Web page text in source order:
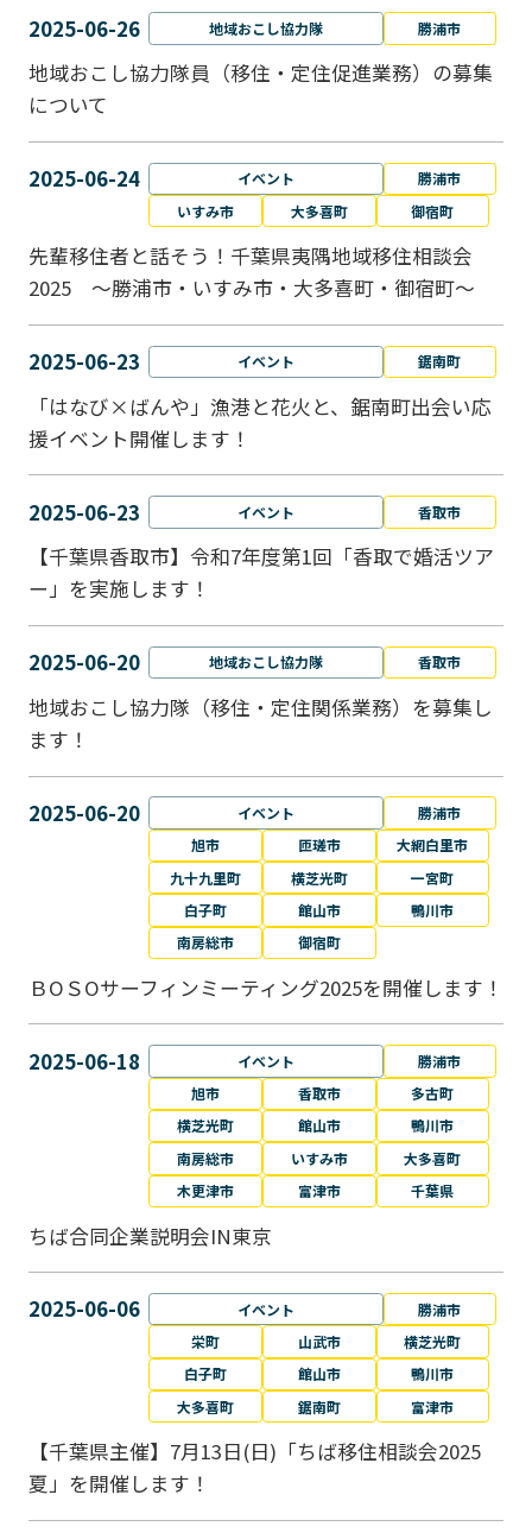
2025-06-26 地域おこし協力隊 勝浦市
地域おこし協力隊員（移住・定住促進業務）の募集
について
2025-06-24 イベント
勝浦市
いすみ市
大多喜町 御宿町
先輩移住者と話そう！千葉県夷隅地域移住相談会
2025 ～勝浦市・いすみ市・大多喜町・御宿町～
2025-06-23 イベント 鋸南町
「はなび×ばんや」漁港と花火と、鋸南町出会い応
援イベント開催します！
2025-06-23 イベント 香取市
【千葉県香取市】令和7年度第1回「香取で婚活ツア
ー」を実施します！
2025-06-20 地域おこし協力隊 香取市
地域おこし協力隊（移住・定住関係業務）を募集し
ます！
2025-06-20 イベント
勝浦市
旭市
匝瑳市
大網白里市
九十九里町
横芝光町
一宮町
白子町
館山市
鴨川市
南房総市
御宿町
ＢОＳОサーフィンミーティング2025を開催します！
2025-06-18 イベント
勝浦市
旭市
香取市
多古町
横芝光町
館山市
鴨川市
南房総市
いすみ市
大多喜町
木更津市
富津市 千葉県
ちば合同企業説明会IN東京
2025-06-06 イベント
勝浦市
栄町
山武市
横芝光町
白子町
館山市
鴨川市
大多喜町
鋸南町 富津市
【千葉県主催】7月13日(日)「ちば移住相談会2025
夏」を開催します！